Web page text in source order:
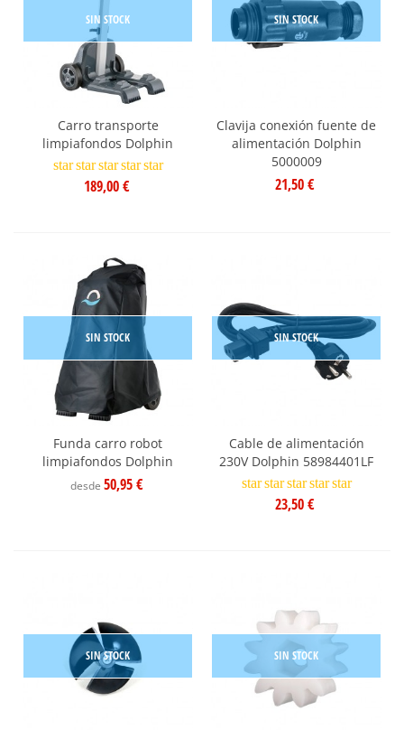
SIN STOCK
Carro transporte
limpiafondos Dolphin
star star star star star
189,00 €
SIN STOCK
Clavija conexión fuente de
alimentación Dolphin
5000009
21,50 €
SIN STOCK
Funda carro robot
limpiafondos Dolphin
desde 50,95 €
SIN STOCK
Cable de alimentación
230V Dolphin 58984401LF
star star star star star
23,50 €
SIN STOCK SIN STOCK